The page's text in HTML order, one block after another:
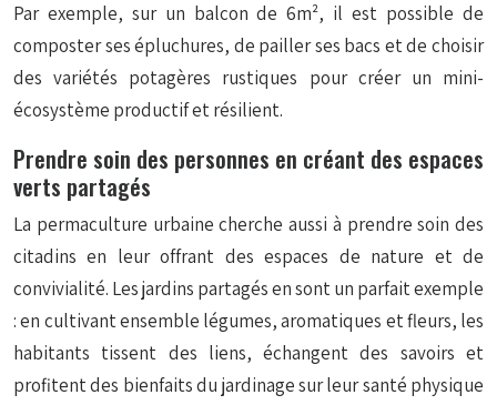
Par exemple, sur un balcon de 6m², il est possible de
composter ses épluchures, de pailler ses bacs et de choisir
des variétés potagères rustiques pour créer un mini-
écosystème productif et résilient.
Prendre soin des personnes en créant des espaces
verts partagés
La permaculture urbaine cherche aussi à prendre soin des
citadins en leur offrant des espaces de nature et de
convivialité. Les jardins partagés en sont un parfait exemple
: en cultivant ensemble légumes, aromatiques et fleurs, les
habitants tissent des liens, échangent des savoirs et
profitent des bienfaits du jardinage sur leur santé physique